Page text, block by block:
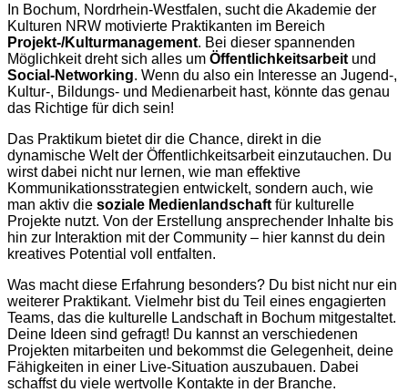
In Bochum, Nordrhein-Westfalen, sucht die Akademie der
Kulturen NRW motivierte Praktikanten im Bereich
Projekt-/Kulturmanagement. Bei dieser spannenden
Möglichkeit dreht sich alles um Öffentlichkeitsarbeit und
Social-Networking. Wenn du also ein Interesse an Jugend-,
Kultur-, Bildungs- und Medienarbeit hast, könnte das genau
das Richtige für dich sein!
Das Praktikum bietet dir die Chance, direkt in die
dynamische Welt der Öffentlichkeitsarbeit einzutauchen. Du
wirst dabei nicht nur lernen, wie man effektive
Kommunikationsstrategien entwickelt, sondern auch, wie
man aktiv die soziale Medienlandschaft für kulturelle
Projekte nutzt. Von der Erstellung ansprechender Inhalte bis
hin zur Interaktion mit der Community – hier kannst du dein
kreatives Potential voll entfalten.
Was macht diese Erfahrung besonders? Du bist nicht nur ein
weiterer Praktikant. Vielmehr bist du Teil eines engagierten
Teams, das die kulturelle Landschaft in Bochum mitgestaltet.
Deine Ideen sind gefragt! Du kannst an verschiedenen
Projekten mitarbeiten und bekommst die Gelegenheit, deine
Fähigkeiten in einer Live-Situation auszubauen. Dabei
schaffst du viele wertvolle Kontakte in der Branche.